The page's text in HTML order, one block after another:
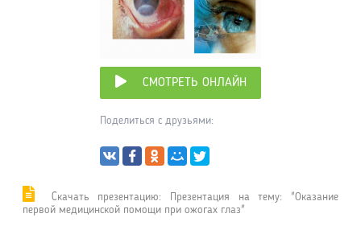
СМОТРЕТЬ ОНЛАЙН
Поделиться с друзьями:
Cкачать презентацию: Презентация на тему: "Оказание
первой медицинской помощи при ожогах глаз"